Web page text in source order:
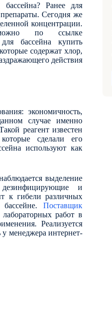
Ранее для
Сегодня же
концентрации.
по ссылке
бассейна купить
содержат хлор,
действия
экономичность,
случае именно
реагент известен
сделали его
используют как
выделение
дезинфицирующие и
к гибели различных
Поставщик
работ в
Реализуется
менеджера интернет-